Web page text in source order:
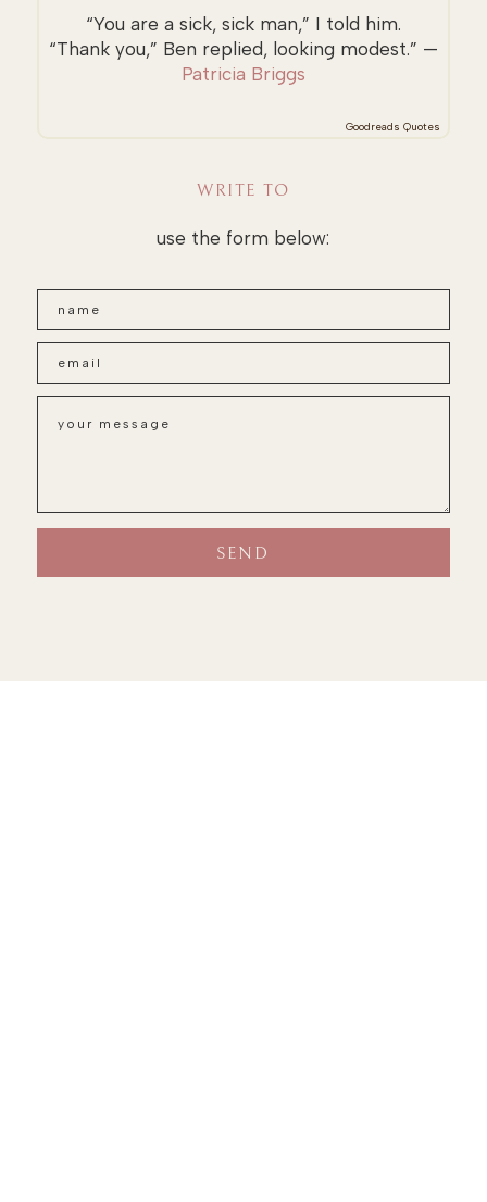
“You are a sick, sick man,” I told him.
“Thank you,” Ben replied, looking modest.” —
Patricia Briggs
Goodreads Quotes
WRITE TO
use the form below: